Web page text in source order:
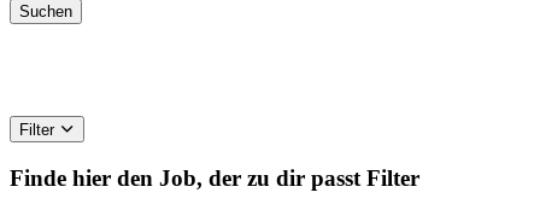
Filter
Finde hier den Job, der zu dir passt Filter